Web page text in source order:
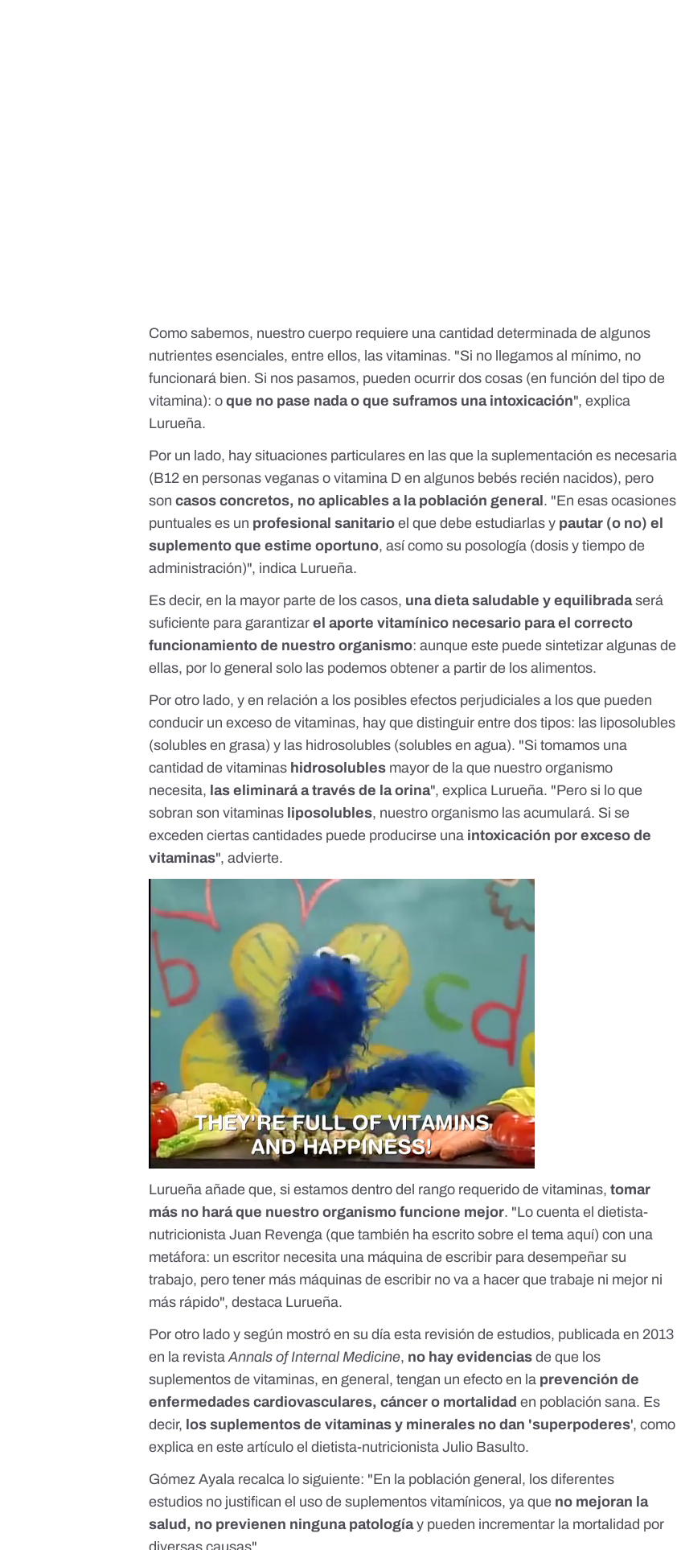
Como sabemos, nuestro cuerpo requiere una cantidad determinada de algunos
nutrientes esenciales, entre ellos, las vitaminas. "Si no llegamos al mínimo, no
funcionará bien. Si nos pasamos, pueden ocurrir dos cosas (en función del tipo de
vitamina): oque no pase nada o que suframos una intoxicación", explica
Lurueña.
Por un lado, hay situaciones particulares en las que la suplementación es necesaria
(B12 en personas veganas o vitamina D en algunos bebés recién nacidos), pero
soncasos concretos, no aplicables a la población general. "En esas ocasiones
puntuales es un profesional sanitario el que debe estudiarlas y pautar (o no) el
suplemento que estime oportuno, así como su posología (dosis y tiempo de
administración)", indica Lurueña.
Es decir, en la mayor parte de los casos, una dieta saludable y equilibradaserá
suficiente para garantizar el aporte vitamínico necesario para el correcto
funcionamiento de nuestro organismo: aunque este puede sintetizar algunas de
ellas, por lo general solo las podemos obtenera partir de los alimentos.
Por otro lado, y en relación a los posibles efectos perjudiciales a los que pueden
conducir un exceso de vitaminas, hay que distinguir entre dos tipos: las liposolubles
(solubles en grasa) y las hidrosolubles (solubles en agua). "Si tomamos una
cantidad de vitaminas hidrosolubles mayor de la que nuestro organismo
necesita, las eliminará a través de la orina", explica Lurueña. "Pero si lo que
sobran son vitaminas liposolubles, nuestro organismo las acumulará. Si se
exceden ciertas cantidades puede producirse una intoxicación por exceso de
vitaminas", advierte.
Lurueña añade que, si estamos dentro del rango requerido de vitaminas,tomar
más no hará que nuestro organismo funcione mejor. "Lo cuenta el dietista-
nutricionistaJuan Revenga (que también ha escrito sobre el temaaquí) con una
metáfora: un escritor necesita una máquina de escribir para desempeñar su
trabajo, pero tener más máquinas de escribir no va a hacer que trabaje ni mejor ni
más rápido", destaca Lurueña.
Por otro lado y según mostró en su díaesta revisión de estudios, publicada en 2013
en la revistaAnnals of Internal Medicine, no hay evidencias de que los
suplementos de vitaminas, en general, tengan un efecto en la prevención de
enfermedades cardiovasculares, cáncer o mortalidad en población sana. Es
decir, los suplementos de vitaminas y minerales no dan 'superpoderes', como
explica eneste artículo el dietista-nutricionistaJulio Basulto.
Gómez Ayala recalca lo siguiente: "En la población general, los diferentes
estudios no justifican el uso de suplementos vitamínicos, ya que no mejoran la
salud, no previenen ninguna patologíay pueden incrementar la mortalidad por
diversas causas".